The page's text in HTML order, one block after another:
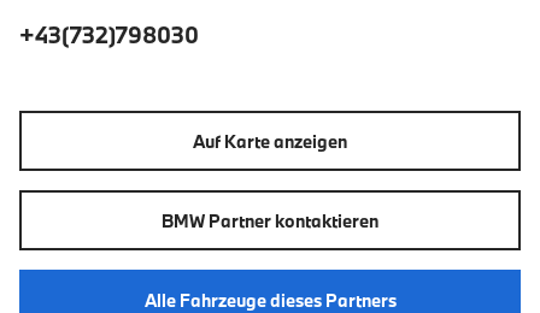
+43(732)798030
Auf Karte anzeigen
BMW Partner kontaktieren
Alle Fahrzeuge dieses Partners